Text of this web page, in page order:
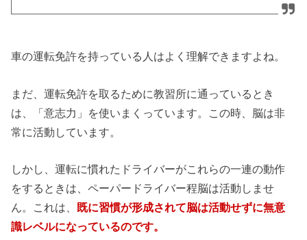
車の運転免許を持っている人はよく理解できますよね。
まだ、運転免許を取るために教習所に通っているとき
は、「意志力」を使いまくっています。この時、脳は非
常に活動しています。
しかし、運転に慣れたドライバーがこれらの一連の動作
をするときは、ペーパードライバー程脳は活動しませ
ん。これは、
既に習慣が形成されて脳は活動せずに無意
識レベルになっているのです。